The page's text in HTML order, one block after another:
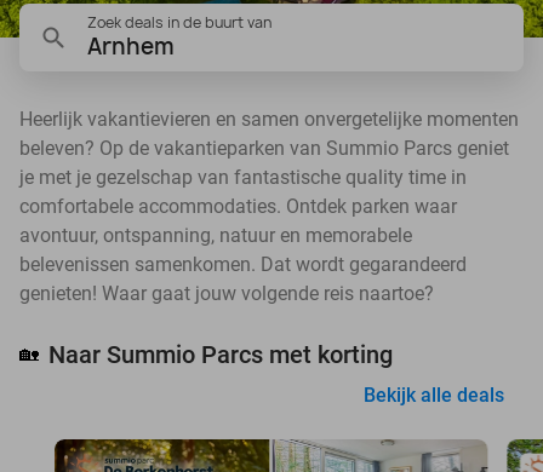
Zoek deals in de buurt van
Arnhem
Heerlijk vakantievieren en samen onvergetelijke momenten
beleven? Op de vakantieparken van Summio Parcs geniet
je met je gezelschap van fantastische quality time in
comfortabele accommodaties. Ontdek parken waar
avontuur, ontspanning, natuur en memorabele
belevenissen samenkomen. Dat wordt gegarandeerd
genieten! Waar gaat jouw volgende reis naartoe?
🏡 Naar Summio Parcs met korting
Bekijk alle deals